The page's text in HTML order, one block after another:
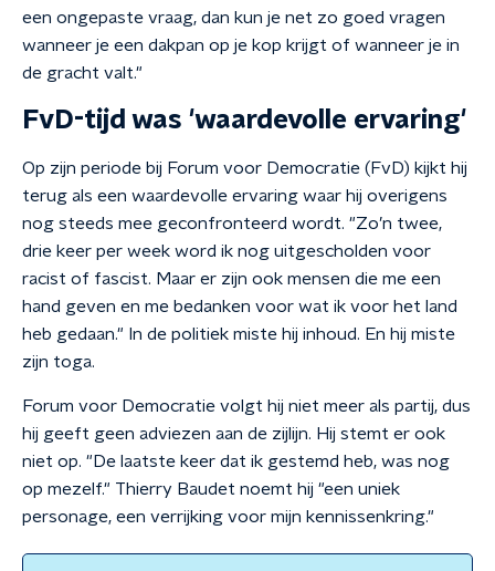
een ongepaste vraag, dan kun je net zo goed vragen
wanneer je een dakpan op je kop krijgt of wanneer je in
de gracht valt."
FvD-tijd was 'waardevolle ervaring'
Op zijn periode bij Forum voor Democratie (FvD) kijkt hij
terug als een waardevolle ervaring waar hij overigens
nog steeds mee geconfronteerd wordt. "Zo’n twee,
drie keer per week word ik nog uitgescholden voor
racist of fascist. Maar er zijn ook mensen die me een
hand geven en me bedanken voor wat ik voor het land
heb gedaan." In de politiek miste hij inhoud. En hij miste
zijn toga.
Forum voor Democratie volgt hij niet meer als partij, dus
hij geeft geen adviezen aan de zijlijn. Hij stemt er ook
niet op. "De laatste keer dat ik gestemd heb, was nog
op mezelf." Thierry Baudet noemt hij "een uniek
personage, een verrijking voor mijn kennissenkring."